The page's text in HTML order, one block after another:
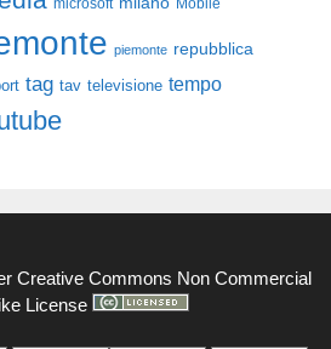
microsoft Mobile
piemonte repubblica
tag tav televisione tempo
Creative Commons Non Commercial
License